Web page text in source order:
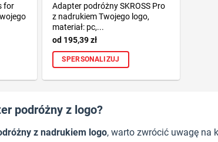
for
Adapter podróżny SKROSS Pro
z nadrukiem Twojego logo,
materiał: pc,...
195,39zł
SPERSONALIZUJ
podróżny z logo?
z nadrukiem logo, warto zwrócić uwagę na